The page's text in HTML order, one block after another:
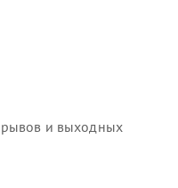
и выходных